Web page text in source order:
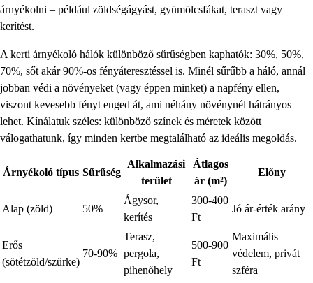
árnyékolni – például zöldségágyást, gyümölcsfákat, teraszt vagy
kerítést.
A kerti árnyékoló hálók különböző sűrűségben kaphatók: 30%, 50%,
70%, sőt akár 90%-os fényáteresztéssel is. Minél sűrűbb a háló, annál
jobban védi a növényeket (vagy éppen minket) a napfény ellen,
viszont kevesebb fényt enged át, ami néhány növénynél hátrányos
lehet. Kínálatuk széles: különböző színek és méretek között
válogathatunk, így minden kertbe megtalálható az ideális megoldás.
Árnyékoló típus Sűrűség
Alkalmazási
terület
Átlagos
ár (m²)
Előny
Alap (zöld) 50%
Ágysor,
kerítés
300-400
Ft
Jó ár-érték arány
Erős
(sötétzöld/szürke)
70-90%
Terasz,
pergola,
pihenőhely
500-900
Ft
Maximális
védelem, privát
szféra